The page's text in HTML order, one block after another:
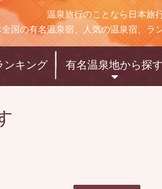
温泉旅行のことなら日本旅
全国の有名温泉宿、人気の温泉宿、ラ
ンキング 有名温泉地から探す